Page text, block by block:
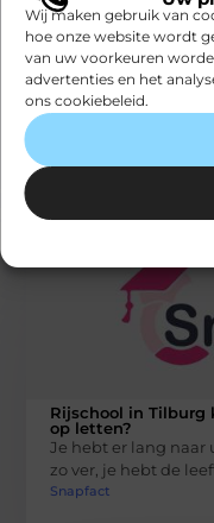
Wij maken gebruik van
hoe onze website wordt
van uw voorkeuren
advertenties en het
ons cookiebeleid.
Een brommobiel
Een brommobiel
marktplaats doen of
Rijschool in Tilburg
op letten?
Je hebt er lang
zo ver, je hebt de
Snapfact